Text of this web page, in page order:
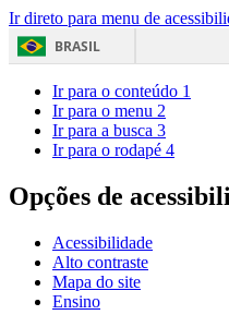
Ir direto para menu de
BRASIL
Ir para o conteúdo 1
Ir para o menu 2
Ir para a busca 3
Ir para o rodapé 4
Opções de
Acessibilidade
Alto contraste
Mapa do site
Ensino